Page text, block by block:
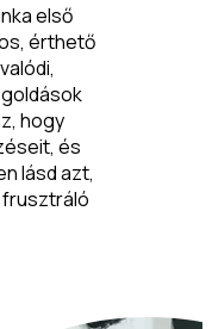
első
érthető
hogy
és
lásd azt,
frusztráló